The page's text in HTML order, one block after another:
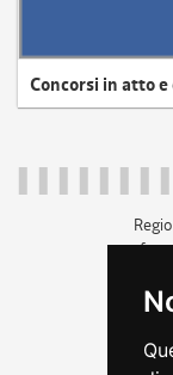
Concorsi in atto
c.f.